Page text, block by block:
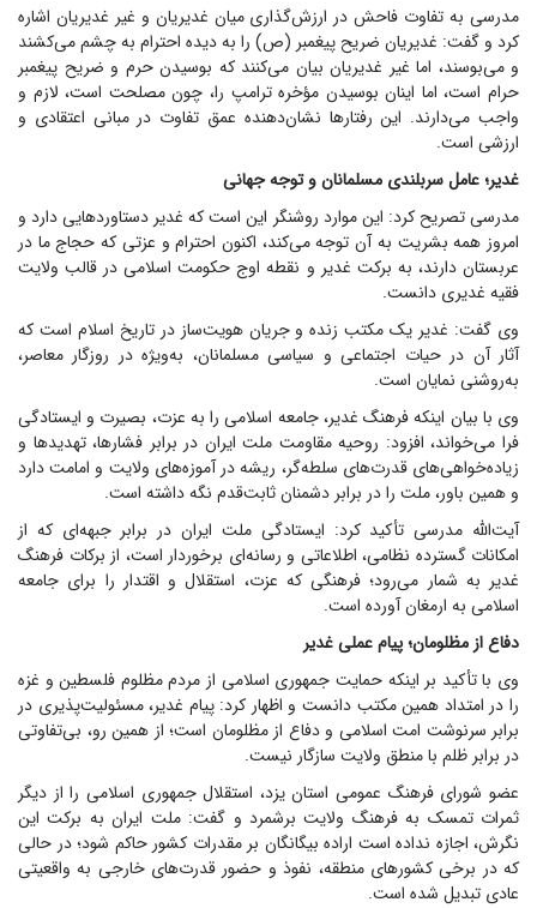
مدرسی به تفاوت فاحش در ارزش‌گذاری میان غدیریان و غیر غدیریان اشاره
کرد و گفت: غدیریان ضریح پیغمبر (ص) را به دیده احترام به چشم می‌کشند
و می‌بوسند، اما غیر غدیریان بیان می‌کنند که بوسیدن حرم و ضریح پیغمبر
حرام است، اما اینان بوسیدن مؤخره ترامپ را، چون مصلحت است، لازم و
واجب می‌دارند. این رفتار‌ها نشان‌دهنده عمق تفاوت در مبانی اعتقادی و
ارزشی است.
غدیر؛ عامل سربلندی مسلمانان و توجه جهانی
مدرسی تصریح کرد: این موارد روشنگر این است که غدیر دستاورد‌هایی دارد و
امروز همه بشریت به آن توجه می‌کند، اکنون احترام و عزتی که حجاج ما در
عربستان دارند، به برکت غدیر و نقطه اوج حکومت اسلامی در قالب ولایت
فقیه غدیری دانست.
وی گفت: غدیر یک مکتب زنده و جریان هویت‌ساز در تاریخ اسلام است که
آثار آن در حیات اجتماعی و سیاسی مسلمانان، به‌ویژه در روزگار معاصر،
به‌روشنی نمایان است.
وی با بیان اینکه فرهنگ غدیر، جامعه اسلامی را به عزت، بصیرت و ایستادگی
فرا می‌خواند، افزود: روحیه مقاومت ملت ایران در برابر فشارها، تهدید‌ها و
زیاده‌خواهی‌های قدرت‌های سلطه‌گر، ریشه در آموزه‌های ولایت و امامت دارد
و همین باور، ملت را در برابر دشمنان ثابت‌قدم نگه داشته است.
آیت‌الله مدرسی تأکید کرد: ایستادگی ملت ایران در برابر جبهه‌ای که از
امکانات گسترده نظامی، اطلاعاتی و رسانه‌ای برخوردار است، از برکات فرهنگ
غدیر به شمار می‌رود؛ فرهنگی که عزت، استقلال و اقتدار را برای جامعه
اسلامی به ارمغان آورده است.
دفاع از مظلومان؛ پیام عملی غدیر
وی با تأکید بر اینکه حمایت جمهوری اسلامی از مردم مظلوم فلسطین و غزه
را در امتداد همین مکتب دانست و اظهار کرد: پیام غدیر، مسئولیت‌پذیری در
برابر سرنوشت امت اسلامی و دفاع از مظلومان است؛ از همین رو، بی‌تفاوتی
در برابر ظلم با منطق ولایت سازگار نیست.
عضو شورای فرهنگ عمومی استان یزد، استقلال جمهوری اسلامی را از دیگر
ثمرات تمسک به فرهنگ ولایت برشمرد و گفت: ملت ایران به برکت این
نگرش، اجازه نداده است اراده بیگانگان بر مقدرات کشور حاکم شود؛ در حالی
که در برخی کشور‌های منطقه، نفوذ و حضور قدرت‌های خارجی به واقعیتی
عادی تبدیل شده است.